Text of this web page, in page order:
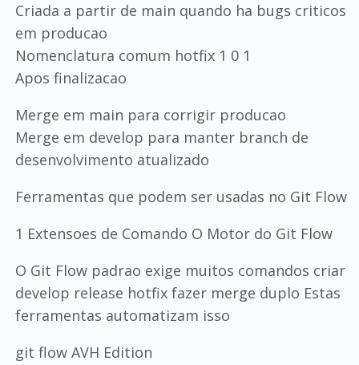
Criada a partir de main quando ha bugs criticos
em producao
Nomenclatura comum hotfix 1 0 1
Apos finalizacao
Merge em main para corrigir producao
Merge em develop para manter branch de
desenvolvimento atualizado
Ferramentas que podem ser usadas no Git Flow
1 Extensoes de Comando O Motor do Git Flow
O Git Flow padrao exige muitos comandos criar
develop release hotfix fazer merge duplo Estas
ferramentas automatizam isso
git flow AVH Edition